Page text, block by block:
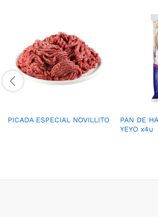
PICADA ESPECIAL NOVILLITO
PAN DE
YEYO x4u